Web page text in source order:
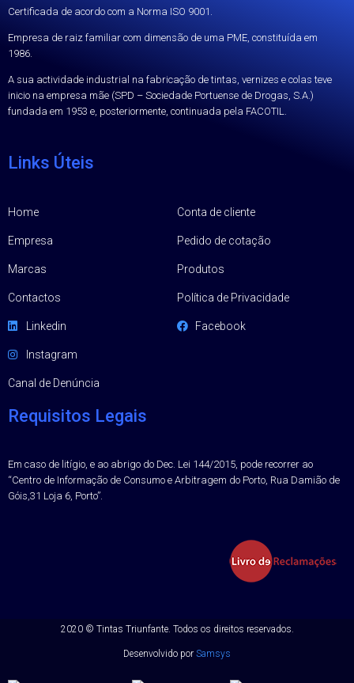
Certificada de acordo com a Norma ISO 9001.
Empresa de raiz familiar com dimensão de uma PME, constituída em
1986.
A sua actividade industrial na fabricação de tintas, vernizes e colas teve
inicio na empresa mãe (SPD – Sociedade Portuense de Drogas, S.A.)
fundada em 1953 e, posteriormente, continuada pela FACOTIL.
Links Úteis
Home
Empresa
Marcas
Contactos
Linkedin
Instagram
Canal de Denúncia
Conta de cliente
Pedido de cotação
Produtos
Política de Privacidade
Facebook
Requisitos Legais
Em caso de litígio, e ao abrigo do Dec. Lei 144/2015, pode recorrer ao
“Centro de Informação de Consumo e Arbitragem do Porto, Rua Damião de
Góis,31 Loja 6, Porto”.
2020 © Tintas Triunfante. Todos os direitos reservados.
Desenvolvido por Samsys